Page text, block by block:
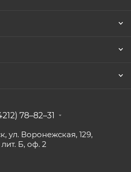
78–82–31
ул. Воронежская, 129,
лит. Б, оф. 2